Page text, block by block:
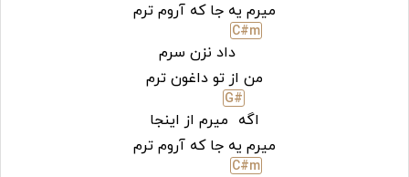
میرم یه جا که آروم ترم
C#m
داد نزن سرم
من از تو داغون ترم
اگه
G#
میرم از اینجا
میرم یه جا که آروم ترم
C#m